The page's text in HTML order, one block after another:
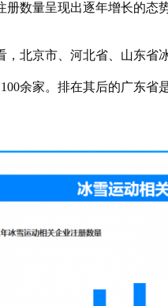
册数量呈现出逐年增长的态
，北京市、河北省、山东省
余家。排在其后的广东省